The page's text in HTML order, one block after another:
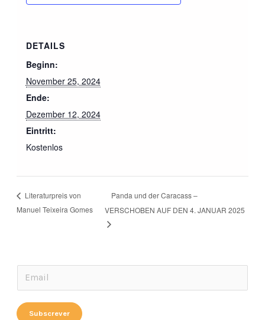
DETAILS
Beginn:
November 25, 2024
Ende:
Dezember 12, 2024
Eintritt:
Kostenlos
Literaturpreis von
Manuel Teixeira Gomes
Panda und der Caracass –
VERSCHOBEN AUF DEN 4. JANUAR 2025
E
i
m
a
Subscrever